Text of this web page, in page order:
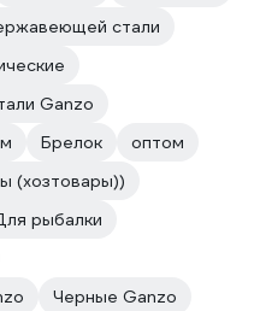
стали
Ganzo
Брелок
оптом
(хозтовары))
рыбалки
Черные Ganzo